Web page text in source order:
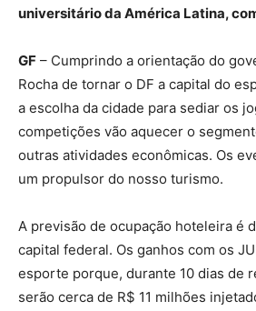
universitário da América Latina,
GF – Cumprindo a orientação do
Rocha de tornar o DF a capital do
a escolha da cidade para sediar os
competições vão aquecer o
outras atividades econômicas. Os
um propulsor do nosso turismo.
A previsão de ocupação hoteleira é
capital federal. Os ganhos com os
esporte porque, durante 10 dias de
serão cerca de R$ 11 milhões